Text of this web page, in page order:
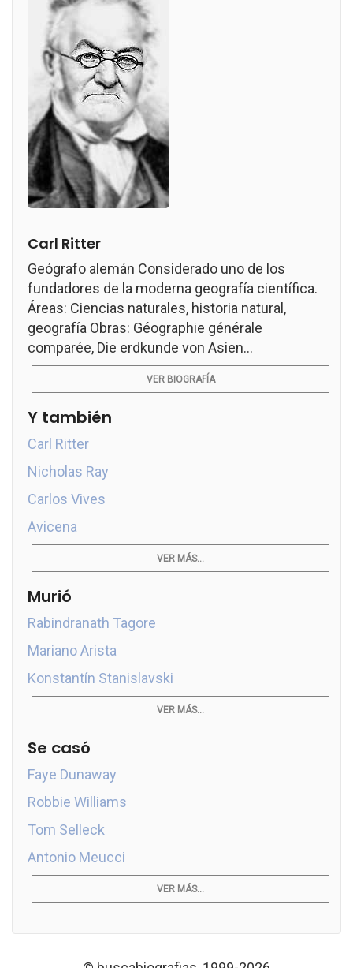
Carl Ritter
Geógrafo alemán Considerado uno de los
fundadores de la moderna geografía científica.
Áreas: Ciencias naturales, historia natural,
geografía Obras: Géographie générale
comparée, Die erdkunde von Asien...
VER BIOGRAFÍA
Y también
Carl Ritter
Nicholas Ray
Carlos Vives
Avicena
VER MÁS...
Murió
Rabindranath Tagore
Mariano Arista
Konstantín Stanislavski
VER MÁS...
Se casó
Faye Dunaway
Robbie Williams
Tom Selleck
Antonio Meucci
VER MÁS...